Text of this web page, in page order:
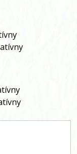
ny